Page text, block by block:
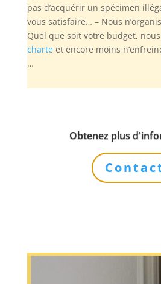
pas d’acquérir un spécimen
vous satisfaire… – Nous
Quel que soit votre budget,
charteet encore moins
…
Obtenez plus